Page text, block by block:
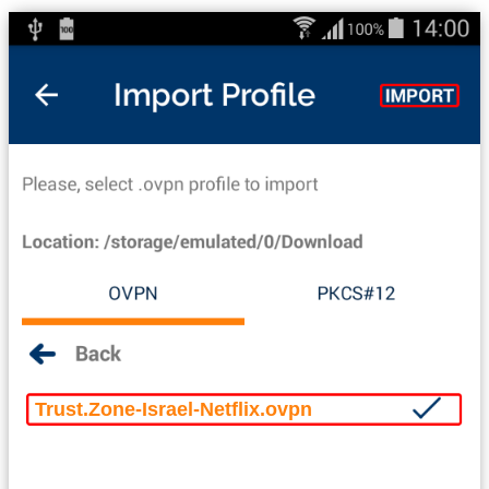
Trust.Zone-Israel-Netflix.ovpn